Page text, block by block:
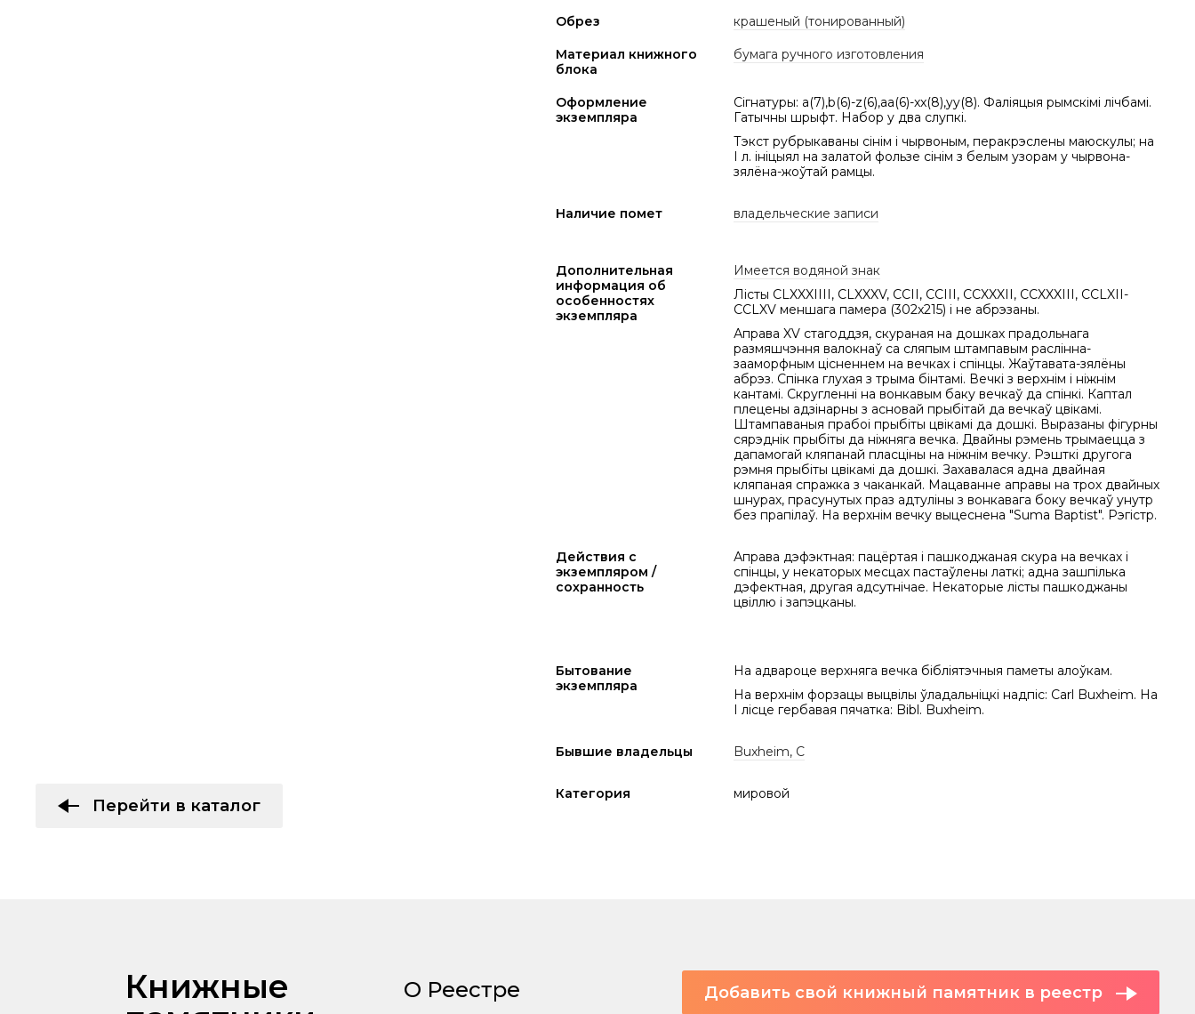
Перейти в каталог
Обрез крашеный (тонированный)
Материал книжного
блока
бумага ручного изготовления
Оформление
экземпляра
Сігнатуры: a(7),b(6)-z(6),aa(6)-xx(8),yy(8). Фаліяцыя рымскімі лічбамі.
Гатычны шрыфт. Набор у два слупкі.
Тэкст рубрыкаваны сінім і чырвоным, перакрэслены маюскулы; на
І л. iніцыял на залатой фользе сінім з белым узорам у чырвона-
зялёна-жоўтай рамцы.
Наличие помет владельческие записи
Дополнительная
информация об
особенностях
экземпляра
Имеется водяной знак
Лісты CLXXXIIII, CLXXXV, CCII, CCIII, CCXXXII, CCXXXIII, CCLXII-
CCLXV меншага памера (302x215) i не абрэзаны.
Аправа XV стагоддзя, скураная на дошках прадольнага
размяшчэння валокнаў са сляпым штампавым раслінна-
зааморфным цісненнем на вечках і спінцы. Жаўтавата-зялёны
абрэз. Спінка глухая з трыма бiнтамi. Вечкі з верхнім і ніжнім
кантамі. Скругленні на вонкавым баку вечкаў да спiнкi. Каптал
плецены адзінарны з асновай прыбітай да вечкаў цвікамі.
Штампаваныя прабоі прыбіты цвікамі да дошкі. Выразаны фігурны
сярэднік прыбіты да нiжняга вечка. Двайны рэмень трымаецца з
дапамогай кляпанай пласціны на нiжнiм вечку. Рэшткі другога
рэмня прыбіты цвікамі да дошкі. Захавалася адна двайная
кляпаная спражка з чаканкай. Мацаванне аправы на трох двайных
шнурах, прасунутых праз адтуліны з вонкавага боку вечкаў унутр
без прапілаў. На верхнім вечку выцеснена "Suma Baptist". Рэгістр.
Действия с
экземпляром /
сохранность
Аправа дэфэктная: пацёртая і пашкоджаная скура на вечках і
спінцы, у некаторых месцах пастаўлены латкі; адна зашпілька
дэфектная, другая адсутнічае. Некаторые лісты пашкоджаны
цвіллю і запэцканы.
Бытование
экземпляра
На адвароце верхняга вечка бібліятэчныя паметы алоўкам.
На верхнім форзацы выцвілы ўладальніцкі надпіс: Carl Buxheim. На
І лісце гербавая пячатка: Bibl. Buxheim.
Бывшие владельцы Buxheim, C
Категория мировой
Книжные
О Реестре Добавить свой книжный памятник в реестр